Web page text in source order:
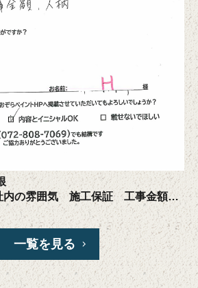
ホームページの会社内の雰囲気 施工保証 工事金額 人柄が決めてになった
一覧を見る